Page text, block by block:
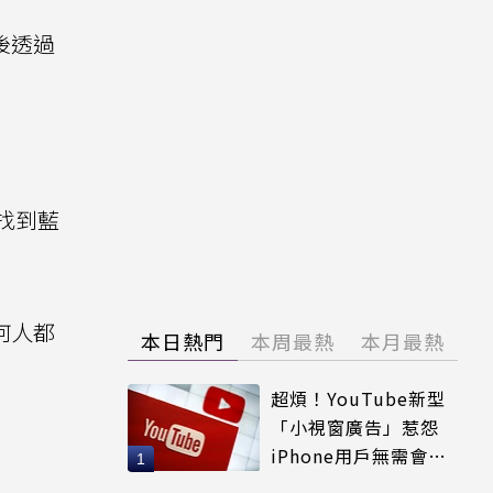
透過
到藍
人都 本日熱門 本周最熱 本月最熱
超煩！YouTube新型
「小視窗廣告」惹怨
iPhone用戶無需會員